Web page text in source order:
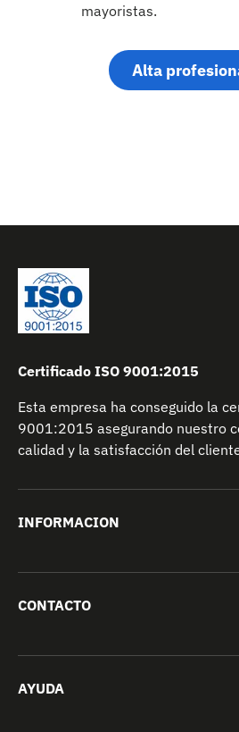
mayoristas.
Alta
Certificado ISO 9001:2015
Esta empresa ha conseguido la
9001:2015 asegurando nuestro
calidad y la satisfacción del
INFORMACION
CONTACTO
AYUDA